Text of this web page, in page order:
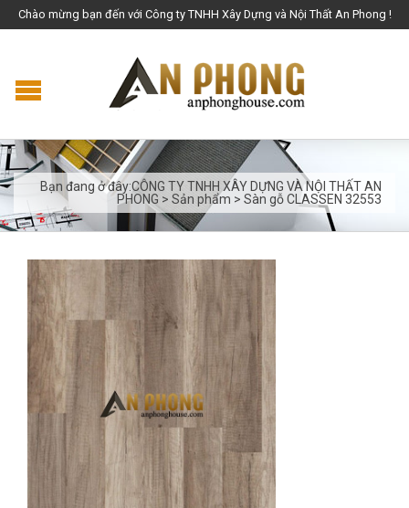
Chào mừng bạn đến với Công ty TNHH Xây Dựng và Nội Thất An Phong !
Bạn đang ở đây:CÔNG TY TNHH XÂY DỰNG VÀ NỘI THẤT AN
PHONG > Sản phẩm > Sàn gỗ CLASSEN 32553